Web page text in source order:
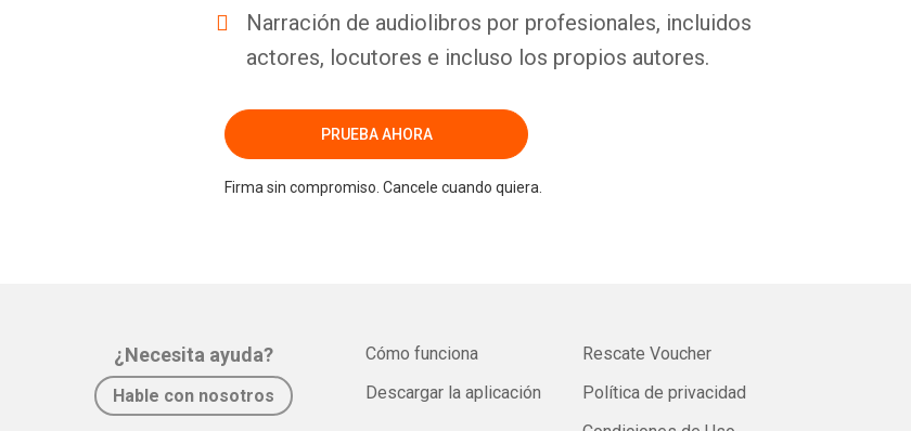
Narración de audiolibros por profesionales, incluidos
actores, locutores e incluso los propios autores.
PRUEBA AHORA
Firma sin compromiso. Cancele cuando quiera.
¿Necesita ayuda?
Hable con nosotros
Cómo funciona
Descargar la aplicación
Rescate Voucher
Política de privacidad